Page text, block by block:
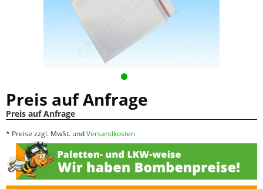
Preis auf Anfrage
Preis auf Anfrage
* Preise zzgl. MwSt. undVersandkosten